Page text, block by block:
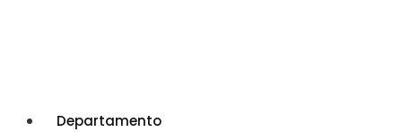
Departamento